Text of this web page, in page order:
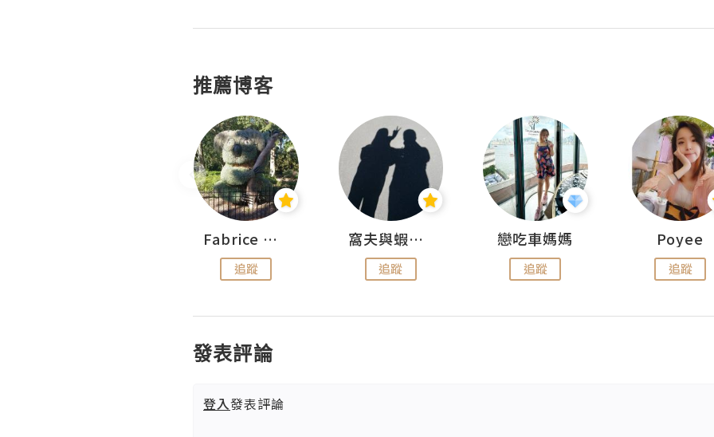
推薦博客
Fabrice 嚐味
追蹤
窩夫與蝦子餅
追蹤
戀吃車媽媽
追蹤
Poyee
追蹤
發表評論
登入發表評論